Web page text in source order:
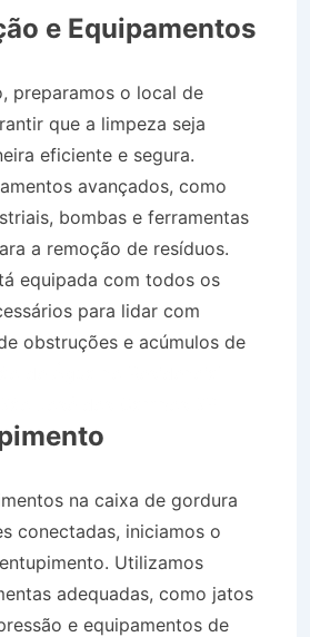
e Equipamentos
preparamos o local de
que a limpeza seja
eficiente e segura.
avançados, como
bombas e ferramentas
a remoção de resíduos.
equipada com todos os
para lidar com
obstruções e acúmulos de
na caixa de gordura
conectadas, iniciamos o
Utilizamos
adequadas, como jatos
e equipamentos de